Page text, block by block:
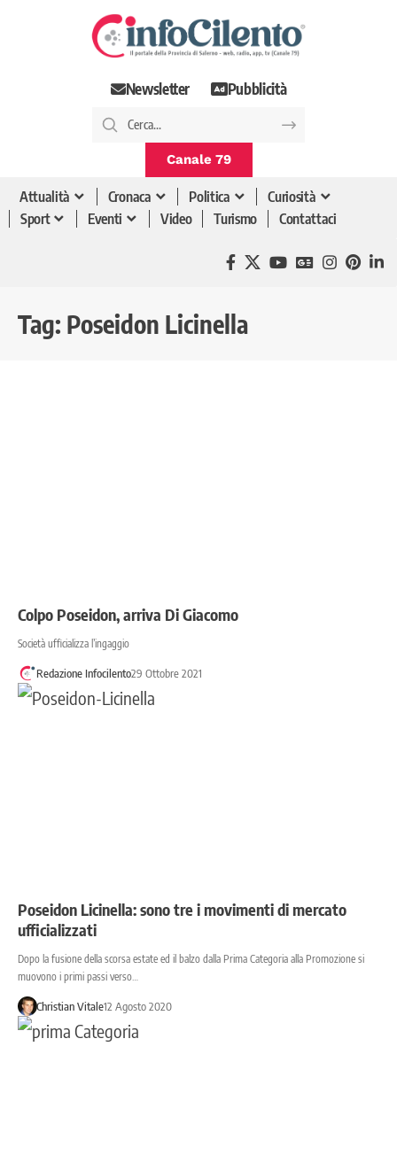
Newsletter Pubblicità
Canale 79
Attualità Cronaca Politica
Curiosità
Sport
Eventi Video Turismo Contattaci
Tag: Poseidon Licinella
Colpo Poseidon, arriva Di Giacomo
Società ufficializza l’ingaggio
Redazione Infocilento29 Ottobre 2021
Poseidon Licinella: sono tre i movimenti di mercato
ufficializzati
Dopo la fusione della scorsa estate ed il balzo dalla Prima Categoria alla Promozione si
muovono i primi passi verso…
Christian Vitale12 Agosto 2020